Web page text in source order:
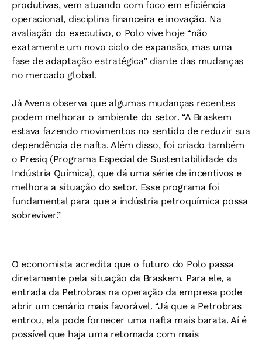
produtivas, vem atuando com foco em eficiência
operacional, disciplina financeira e inovação. Na
avaliação do executivo, o Polo vive hoje “não
exatamente um novo ciclo de expansão, mas uma
fase de adaptação estratégica” diante das mudanças
no mercado global.
Já Avena observa que algumas mudanças recentes
podem melhorar o ambiente do setor. “A Braskem
estava fazendo movimentos no sentido de reduzir sua
dependência de nafta. Além disso, foi criado também
o Presiq (Programa Especial de Sustentabilidade da
Indústria Química), que dá uma série de incentivos e
melhora a situação do setor. Esse programa foi
fundamental para que a indústria petroquímica possa
sobreviver.”
O economista acredita que o futuro do Polo passa
diretamente pela situação da Braskem. Para ele, a
entrada da Petrobras na operação da empresa pode
abrir um cenário mais favorável. “Já que a Petrobras
entrou, ela pode fornecer uma nafta mais barata. Aí é
possível que haja uma retomada com mais